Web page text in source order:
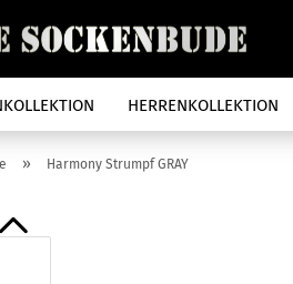
HERRENKOLLEKTION
» Harmony Strumpf GRAY